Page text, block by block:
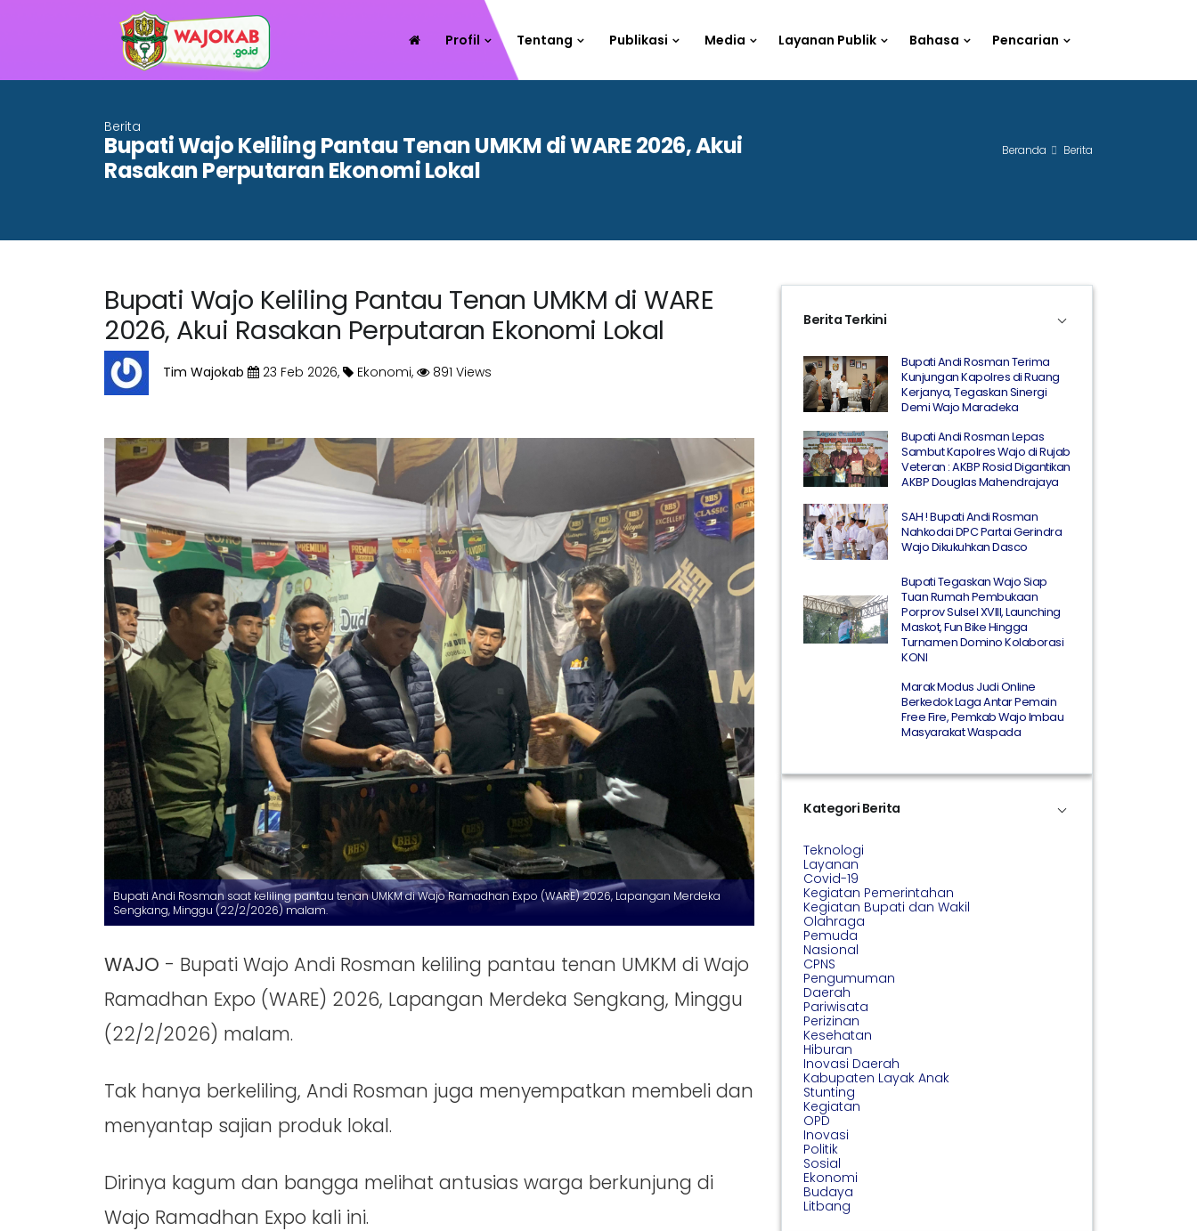
Profil Tentang Publikasi Media Layanan Publik Bahasa Pencarian
Berita
Bupati Wajo Keliling Pantau Tenan UMKM di WARE 2026, Akui
Rasakan Perputaran Ekonomi Lokal
Beranda Berita
Bupati Wajo Keliling Pantau Tenan UMKM di WARE
2026, Akui Rasakan Perputaran Ekonomi Lokal
Tim Wajokab 23 Feb 2026, Ekonomi, 891 Views
Bupati Andi Rosman saat keliling pantau tenan UMKM di Wajo Ramadhan Expo (WARE) 2026, Lapangan Merdeka
Sengkang, Minggu (22/2/2026) malam.
WAJO - Bupati Wajo Andi Rosman keliling pantau tenan UMKM di Wajo
Ramadhan Expo (WARE) 2026, Lapangan Merdeka Sengkang, Minggu
(22/2/2026) malam.
Tak hanya berkeliling, Andi Rosman juga menyempatkan membeli dan
menyantap sajian produk lokal.
Dirinya kagum dan bangga melihat antusias warga berkunjung di
Wajo Ramadhan Expo kali ini.
Berita Terkini
Bupati Andi Rosman Terima
Kunjungan Kapolres di Ruang
Kerjanya, Tegaskan Sinergi
Demi Wajo Maradeka
Bupati Andi Rosman Lepas
Sambut Kapolres Wajo di Rujab
Veteran : AKBP Rosid Digantikan
AKBP Douglas Mahendrajaya
SAH ! Bupati Andi Rosman
Nahkodai DPC Partai Gerindra
Wajo Dikukuhkan Dasco
Bupati Tegaskan Wajo Siap
Tuan Rumah Pembukaan
Porprov Sulsel XVIII, Launching
Maskot, Fun Bike Hingga
Turnamen Domino Kolaborasi
KONI
Marak Modus Judi Online
Berkedok Laga Antar Pemain
Free Fire, Pemkab Wajo Imbau
Masyarakat Waspada
Kategori Berita
Teknologi
Layanan
Covid-19
Kegiatan Pemerintahan
Kegiatan Bupati dan Wakil
Olahraga
Pemuda
Nasional
CPNS
Pengumuman
Daerah
Pariwisata
Perizinan
Kesehatan
Hiburan
Inovasi Daerah
Kabupaten Layak Anak
Stunting
Kegiatan
OPD
Inovasi
Politik
Sosial
Ekonomi
Budaya
Litbang